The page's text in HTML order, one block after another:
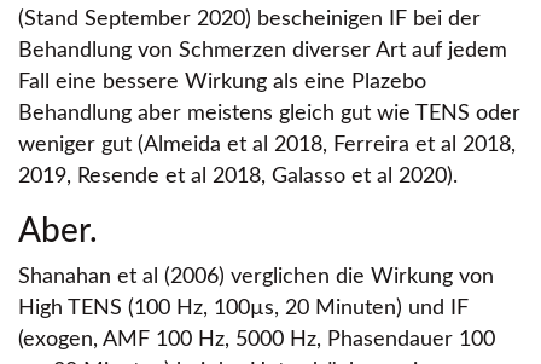
(Stand September 2020) bescheinigen IF bei der
Behandlung von Schmerzen diverser Art auf jedem
Fall eine bessere Wirkung als eine Plazebo
Behandlung aber meistens gleich gut wie TENS oder
weniger gut (Almeida et al 2018, Ferreira et al 2018,
2019, Resende et al 2018, Galasso et al 2020).
Aber.
Shanahan et al (2006) verglichen die Wirkung von
High TENS (100 Hz, 100µs, 20 Minuten) und IF
(exogen, AMF 100 Hz, 5000 Hz, Phasendauer 100